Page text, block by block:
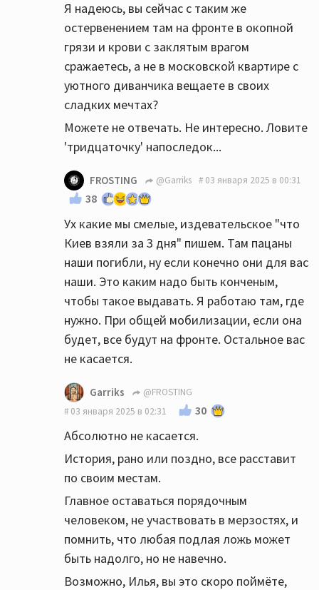
Я надеюсь, вы сейчас с таким же
остервенением там на фронте в окопной
грязи и крови с заклятым врагом
сражаетесь, а не в московской квартире с
уютного диванчика вещаете в своих
сладких мечтах?
Можете не отвечать. Не интересно. Ловите
'тридцаточку' напоследок...
FROSTING @Garriks 03 января 2025 в 00:31
38
Ух какие мы смелые, издевательское "что
Киев взяли за 3 дня" пишем. Там пацаны
наши погибли, ну если конечно они для вас
наши. Это каким надо быть конченым,
чтобы такое выдавать. Я работаю там, где
нужно. При общей мобилизации, если она
будет, все будут на фронте. Остальное вас
не касается.
Garriks
@FROSTING
03 января 2025 в 02:31
30
Абсолютно не касается.
История, рано или поздно, все расставит
по своим местам.
Главное оставаться порядочным
человеком, не участвовать в мерзостях, и
помнить, что любая подлая ложь может
быть надолго, но не навечно.
Возможно, Илья, вы это скоро поймёте,